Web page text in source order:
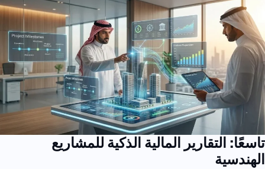
تاسعًا: التقارير المالية الذكية للمشاريع
الهندسية